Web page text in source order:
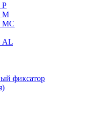
P
М
МC
AL
фиксатор